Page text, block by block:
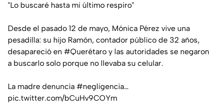
"Lo buscaré hasta mi último respiro"
Desde el pasado 12 de mayo, Mónica Pérez vive una
pesadilla: su hijo Ramón, contador público de 32 años,
desapareció en #Querétaro y las autoridades se negaron
a buscarlo solo porque no llevaba su celular.
La madre denuncia #negligencia…
pic.twitter.com/bCuHv9COYm